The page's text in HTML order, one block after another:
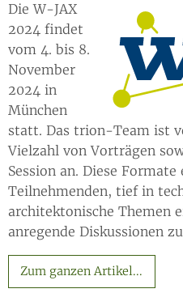
Die W-JAX
2024 findet
vom 4. bis 8.
November
2024 in
München
statt. Das trion-Team ist
Vielzahl von Vorträgen
Session an. Diese
Teilnehmenden, tief in
architektonische Themen
anregende Diskussionen
Zum ganzen Artikel...